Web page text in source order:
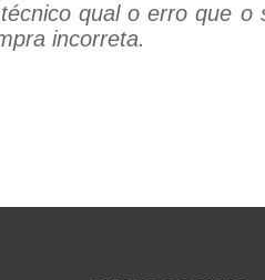
qual o erro que o
incorreta.